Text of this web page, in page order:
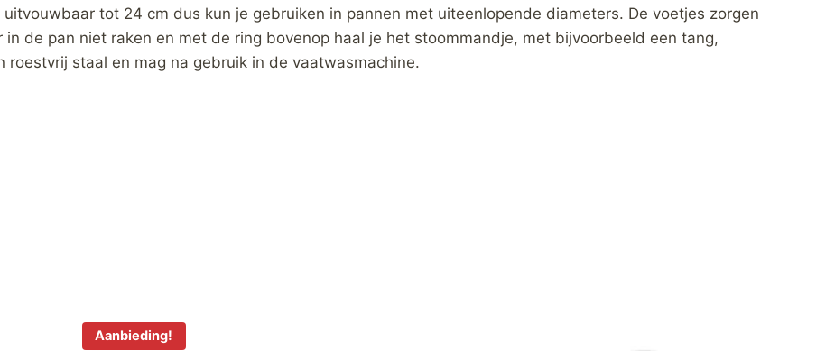
tot 24 cm dus kun je gebruiken in pannen met uiteenlopende diameters. De voetjes zorgen
de pan niet raken en met de ring bovenop haal je het stoommandje, met bijvoorbeeld een tang,
staal en mag na gebruik in de vaatwasmachine.
Aanbieding!